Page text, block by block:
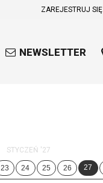
ZAREJESTRUJ SIĘ
NEWSLETTER
STYCZEŃ '27
23 24 25 26 27